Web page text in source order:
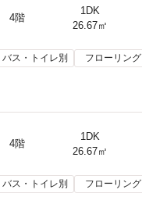
4階
1DK
26.67㎡
バス・トイレ別 フローリング
4階
1DK
26.67㎡
バス・トイレ別 フローリング